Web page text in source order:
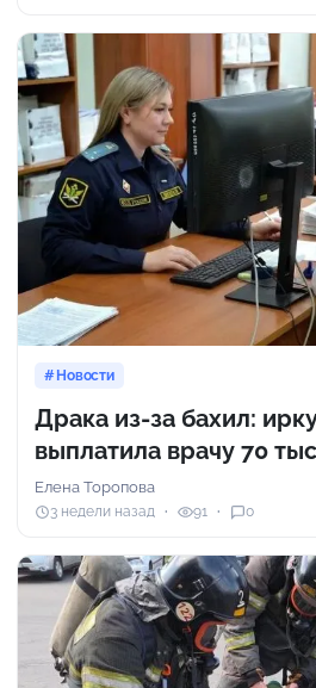
Новости
Драка из-за бахил:
выплатила врачу 70
Елена Торопова
3 недели назад 91 0